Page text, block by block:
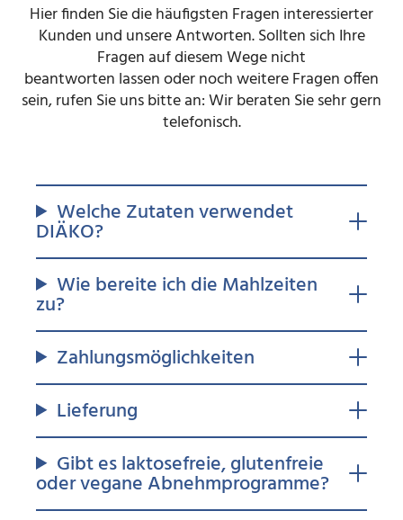
Hier finden Sie die häufigsten Fragen interessierter
Kunden und unsere Antworten. Sollten sich Ihre
Fragen auf diesem Wege nicht
beantworten lassen oder noch weitere Fragen offen
sein, rufen Sie uns bitte an: Wir beraten Sie sehr gern
telefonisch.
Welche Zutaten verwendet
DIÄKO?
Wie bereite ich die Mahlzeiten
zu?
Zahlungsmöglichkeiten
Lieferung
Gibt es laktosefreie, glutenfreie
oder vegane Abnehmprogramme?